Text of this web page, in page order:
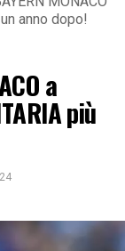
anno dopo!
a
più